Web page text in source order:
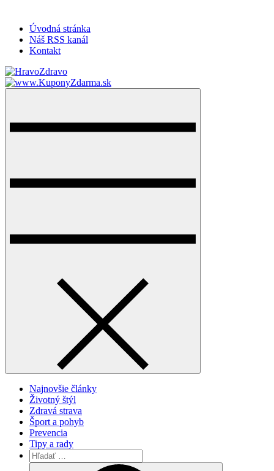
Úvodná stránka
Náš RSS kanál
Kontakt
HravoZdravo.sk
Magazín zdravého života
Najnovšie články
Životný štýl
Zdravá strava
Šport a pohyb
Prevencia
Tipy a rady
Vyhľadávanie
pre: